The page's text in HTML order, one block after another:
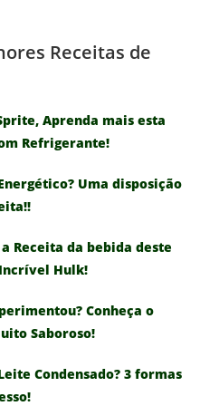
Receitas de
Aprenda mais esta
Refrigerante!
Uma disposição
Receita da bebida deste
Hulk!
Conheça o
Saboroso!
Condensado? 3 formas